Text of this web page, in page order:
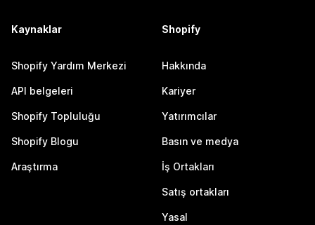
Kaynaklar
Shopify Yardım Merkezi
API belgeleri
Shopify Topluluğu
Shopify Blogu
Araştırma
Shopify
Hakkında
Kariyer
Yatırımcılar
Basın ve medya
İş Ortakları
Satış ortakları
Yasal